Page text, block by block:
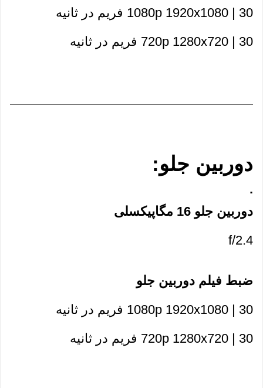
1080p 1920x1080 | 30 فریم در ثانیه
720p 1280x720 | 30 فریم در ثانیه
دوربین جلو:
.
دوربین جلو 16 مگاپیکسلی
f/2.4
ضبط فیلم دوربین جلو
1080p 1920x1080 | 30 فریم در ثانیه
720p 1280x720 | 30 فریم در ثانیه